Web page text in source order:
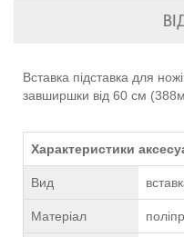
Вставка підставка для
завширшки від 60 см
Характеристики
Вид
Матеріал